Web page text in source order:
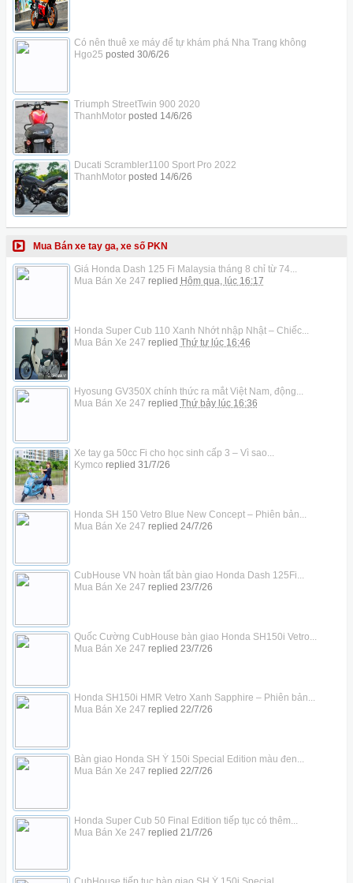
Có nên thuê xe máy để tự khám phá Nha Trang không
Hgo25 posted 30/6/26
Triumph StreetTwin 900 2020
ThanhMotorposted 14/6/26
Ducati Scrambler1100 Sport Pro 2022
ThanhMotorposted 14/6/26
Mua Bán xe tay ga, xe số PKN
Giá Honda Dash 125 Fi Malaysia tháng 8 chỉ từ 74...
Mua Bán Xe 247 replied Hôm qua, lúc 16:17
Honda Super Cub 110 Xanh Nhớt nhập Nhật – Chiếc...
Mua Bán Xe 247 replied Thứ tư lúc 16:46
Hyosung GV350X chính thức ra mắt Việt Nam, động...
Mua Bán Xe 247 replied Thứ bảy lúc 16:36
Xe tay ga 50cc Fi cho học sinh cấp 3 – Vì sao...
Kymco replied 31/7/26
Honda SH 150 Vetro Blue New Concept – Phiên bản...
Mua Bán Xe 247 replied 24/7/26
CubHouse VN hoàn tất bàn giao Honda Dash 125Fi...
Mua Bán Xe 247 replied 23/7/26
Quốc Cường CubHouse bàn giao Honda SH150i Vetro...
Mua Bán Xe 247 replied 23/7/26
Honda SH150i HMR Vetro Xanh Sapphire – Phiên bản...
Mua Bán Xe 247 replied 22/7/26
Bàn giao Honda SH Ý 150i Special Edition màu đen...
Mua Bán Xe 247 replied 22/7/26
Honda Super Cub 50 Final Edition tiếp tục có thêm...
Mua Bán Xe 247 replied 21/7/26